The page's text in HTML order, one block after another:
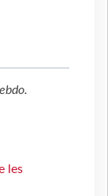
.
les